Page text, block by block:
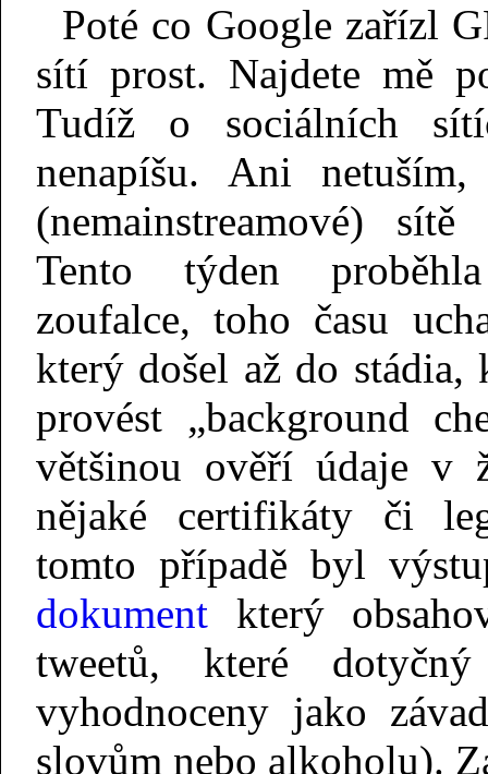
Poté co Google zařízl
sítí prost. Najdete mě
Tudíž o sociálních
nenapíšu. Ani
(nemainstreamové)
Tento týden
zoufalce, toho času
který došel až do stádia,
provést „background
většinou ověří údaje v
nějaké certifikáty či
tomto případě byl
dokument který
tweetů, které
vyhodnoceny jako
slovům nebo alkoholu).